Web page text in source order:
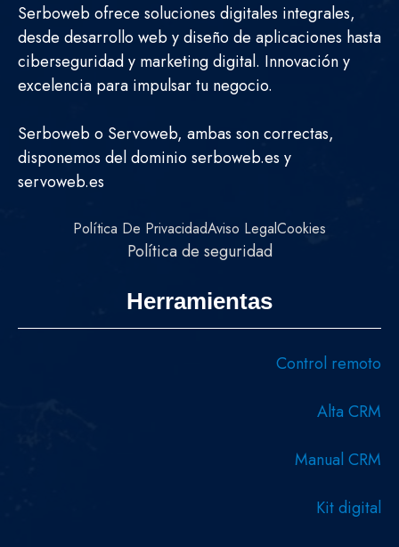
Serboweb ofrece soluciones digitales integrales,
desde desarrollo web y diseño de aplicaciones hasta
ciberseguridad y marketing digital. Innovación y
excelencia para impulsar tu negocio.
Serboweb o Servoweb, ambas son correctas,
disponemos del dominio serboweb.es y
servoweb.es
Política De PrivacidadAviso LegalCookies
Política de seguridad
Herramientas
Control remoto
Alta CRM
Manual CRM
Kit digital